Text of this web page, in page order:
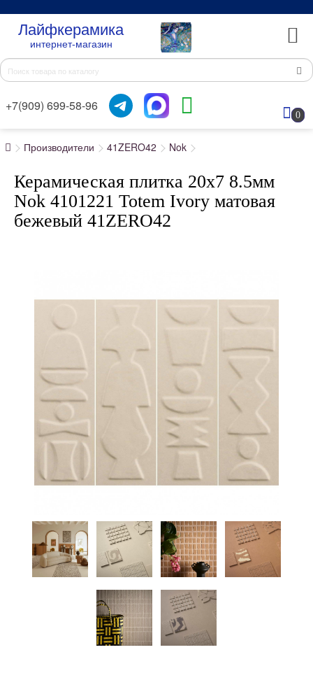
Лайфкерамика
интернет-магазин
+7(909) 699-58-96
0
Производители 41ZERO42 Nok
Керамическая плитка 20x7 8.5мм
Nok 4101221 Totem Ivory матовая
бежевый 41ZERO42